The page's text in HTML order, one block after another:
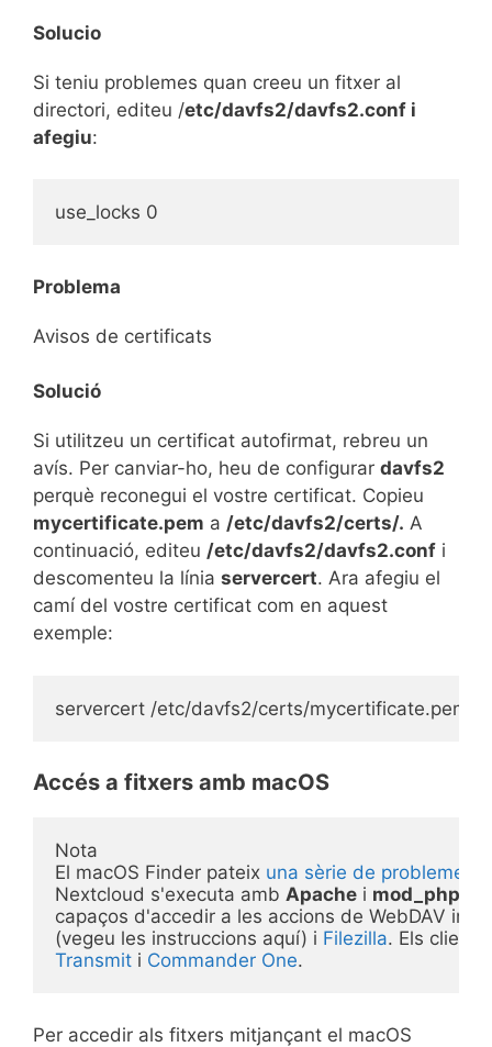
Solucio
Si teniu problemes quan creeu un fitxer al
directori, editeu /etc/davfs2/davfs2.conf i
afegiu:
Problema
Avisos de certificats
Solució
Si utilitzeu un certificat autofirmat, rebreu un
avís. Per canviar-ho, heu de configurar davfs2
perquè reconegui el vostre certificat. Copieu
mycertificate.pem a /etc/davfs2/certs/. A
continuació, editeu /etc/davfs2/davfs2.conf i
descomenteu la línia servercert. Ara afegiu el
camí del vostre certificat com en aquest
exemple:
Accés a fitxers amb macOS
Nota
El macOS Finder pateix una sèrie de problemes
Nextcloud s'executa amb Apache i mod_php
capaços d'accedir a les accions de WebDAV
(vegeu les instruccions aquí) i Filezilla. Els
Transmit i Commander One.
Per accedir als fitxers mitjançant el macOS